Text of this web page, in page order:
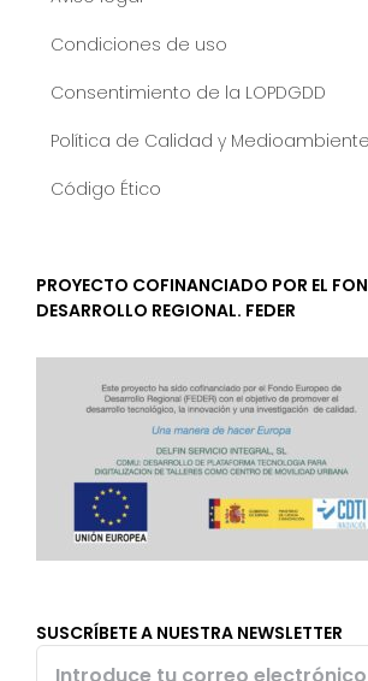
Condiciones de uso
Consentimiento de la LOPDGDD
Política de Calidad y Medioambiente
Código Ético
PROYECTO COFINANCIADO POR EL
DESARROLLO REGIONAL. FEDER
SUSCRÍBETE A NUESTRA NEWSLETTER